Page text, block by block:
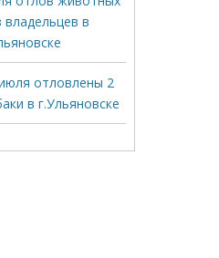
владельцев в
отловлены 2
в г.Ульяновске